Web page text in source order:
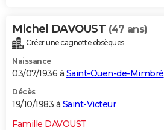
Michel DAVOUST (47 ans)
Créer une cagnotte obsèques
Naissance
03/07/1936 à Saint-Ouen-de-Mimbré
Décès
19/10/1983 à Saint-Victeur
Famille DAVOUST